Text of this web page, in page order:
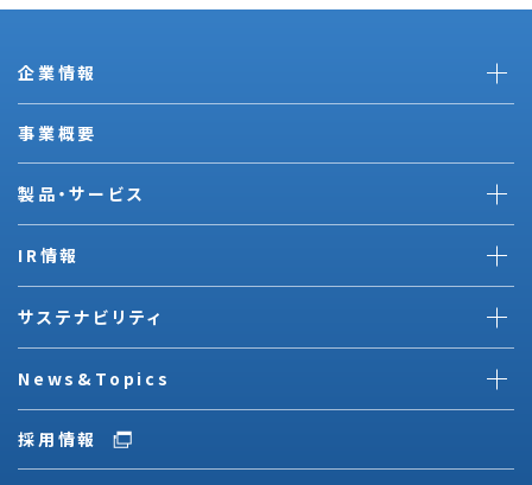
企業情報
事業概要
製品・サービス
IR情報
サステナビリティ
News&Topics
採用情報